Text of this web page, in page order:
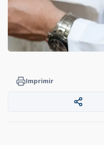
Imprimir